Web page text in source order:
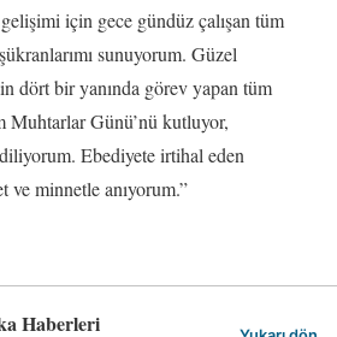
için gece gündüz çalışan tüm
sunuyorum. Güzel
dört bir yanında görev yapan tüm
Muhtarlar Günü’nü kutluyor,
diliyorum. Ebediyete irtihal eden
ve minnetle anıyorum.”
Haberleri